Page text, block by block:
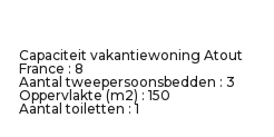
Capaciteit vakantiewoning Atout
France : 8
Aantal tweepersoonsbedden : 3
Oppervlakte (m2) : 150
Aantal toiletten : 1